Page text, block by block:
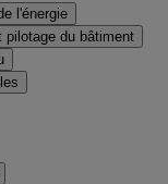
l'énergie
pilotage du bâtiment